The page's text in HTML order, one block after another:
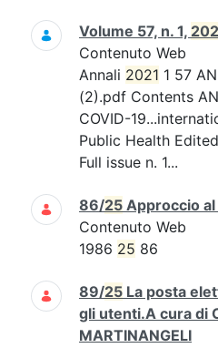
Volume 57, n. 1,
Contenuto Web
Annali 2021 1 57
(2).pdf Contents
COVID-
Public Health
Full issue n. 1...
86/25 Approccio al
Contenuto Web
1986 25 86
89/25 La posta
gli utenti.A cura di
MARTINANGELI